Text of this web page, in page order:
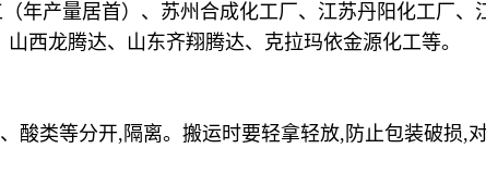
年产量居首）、苏州合成化工厂、江苏丹阳化工厂、
西龙腾达、山东齐翔腾达、克拉玛依金源化工等。
酸类等分开,隔离。搬运时要轻拿轻放,防止包装破损,